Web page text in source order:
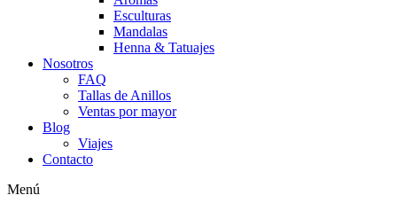
Esculturas
Mandalas
Henna & Tatuajes
Nosotros
FAQ
Tallas de Anillos
Ventas por mayor
Blog
Viajes
Contacto
Menú